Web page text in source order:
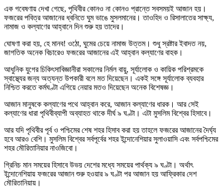
এক গবেষণায় দেখা গেছে, পৃথিবীর কোনও না কোনও প্রান্তে সবসময়ই আজান হয়।
ফজরের পবিত্র আজানের ধ্বনিতে ঘুম ভাঙে মুসলমানের। তাওহিদ ও রিসালাতের সাক্ষ্য,
নামাজ ও কল্যাণের আহ্বানে দিন শুরু হয় তাদের।
ঘোষণা করা হয়, হে মানব! ওঠো, ঘুমের চেয়ে নামাজ উত্তম। শুধু স্রষ্টার ইবাদত নয়,
জাগতিক অনেক বিচারেও ফজরের আজানের এই আহ্বান কল্যাণের বাহক।
আধুনিক যুগের চিকিৎসাবিজ্ঞানীরা সকালের নির্মল বায়ু, সূর্যালোক ও কায়িক পরিশ্রমকে
স্বাস্থ্যের জন্য অত্যন্ত উপকারী বলে মত দিয়েছেন। একই সঙ্গে সূর্যালোক ব্যবহার
নিশ্চিত করতে কর্মঘণ্টা এগিয়ে নেয়ার মতও দিয়েছেন অনেক বিশেষজ্ঞ।
আজান মানুষকে কল্যাণের পথে আহ্বান করে, আজান কল্যাণের ধারক। আর সেই
কল্যাণের ধারা পৃথিবীব্যাপী অব্যাহত থাকে দীর্ঘ ৯ ঘণ্টা। এটা মুসলিম বিশ্বের হিসাবে।
আর যদি পৃথিবীর পূর্ব ও পশ্চিমের শেষ শহর হিসাব করা হয় তাহলে ফজরের আজানের দৈর্ঘ্য
হবে আরও বেশি। মুসলিম বিশ্বের সর্বপূর্বের শহর ইন্দোনেশিয়ার সুলাওয়াসি এবং সর্বপশ্চিমের
শহর মৌরিতানিয়ার নাওজিবো।
গ্রিনিচ মান সময়ের হিসাবে উভয় দেশের মধ্যে সময়ের পার্থক্য ৯ ঘণ্টা। অর্থাৎ
ইন্দোনেশিয়ায় ফজরের আজান শুরু হওয়ার ৯ ঘণ্টা পর আজান হয় আফ্রিকার দেশ
মৌরিতানিয়ায়।